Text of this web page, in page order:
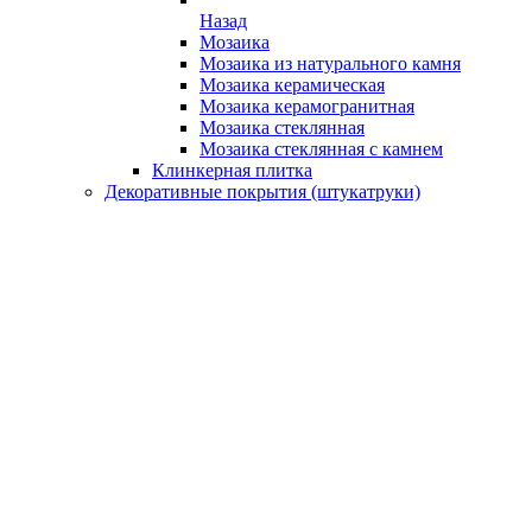
Назад
Мозаика
Мозаика из натурального камня
Мозаика керамическая
Мозаика керамогранитная
Мозаика стеклянная
Мозаика стеклянная с камнем
Клинкерная плитка
Декоративные покрытия (штукатруки)